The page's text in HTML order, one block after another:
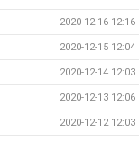
2020-12-16 12:16
2020-12-15 12:04
2020-12-14 12:03
2020-12-13 12:06
2020-12-12 12:03